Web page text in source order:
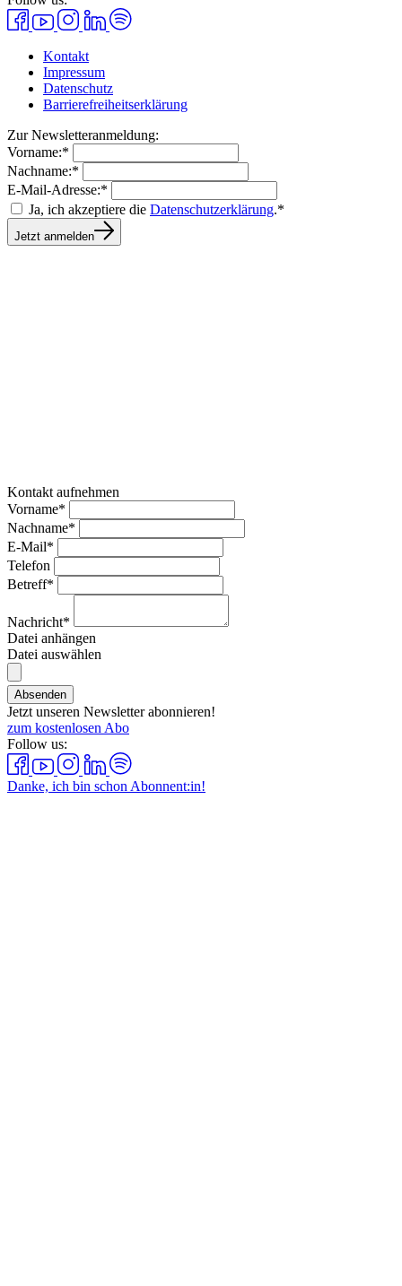
Kontakt
Impressum
Datenschutz
Barrierefreiheitserklärung
Zur Newsletteranmeldung:
Vorname:*
Nachname:*
E-Mail-Adresse:*
Ja, ich akzeptiere die Datenschutzerklärung.*
Jetzt anmelden
Kontakt aufnehmen
Vorname*
Nachname*
E-Mail*
Telefon
Betreff*
Nachricht*
Datei anhängen
Datei auswählen
Absenden
Jetzt unseren Newsletter abonnieren!
zum kostenlosen Abo
Follow us:
Danke, ich bin schon Abonnent:in!